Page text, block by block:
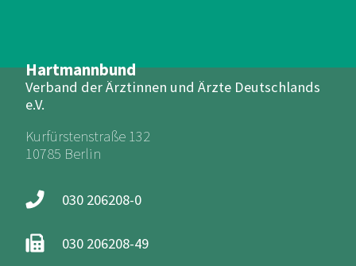
Hartmannbund
Verband der Ärztinnen und Ärzte Deutschlands
e.V.
Kurfürstenstraße 132
10785 Berlin
030 206208-0
030 206208-49